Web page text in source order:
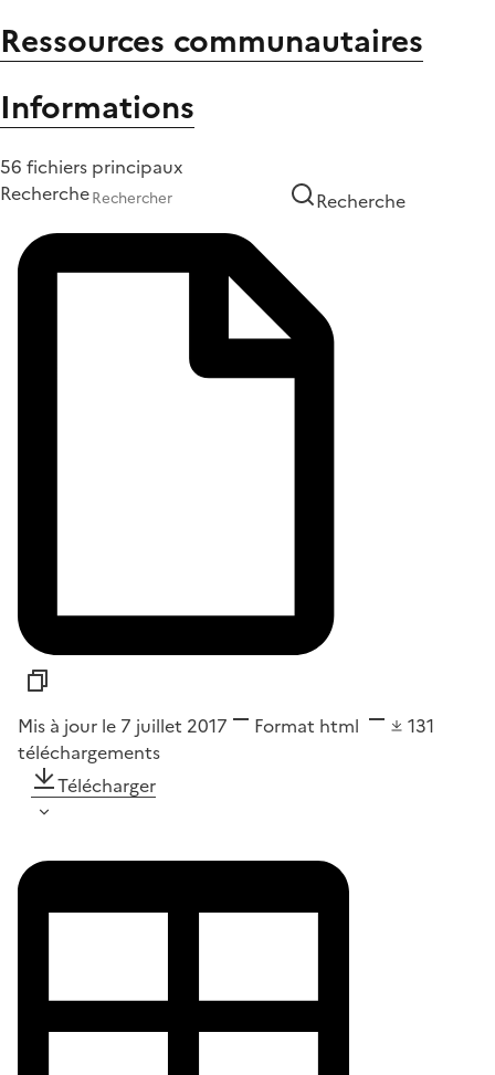
Ressources communautaires
Informations
56 fichiers principaux
Recherche
Recherche
Mis à jour le 7 juillet 2017 Format html
131
téléchargements
Télécharger